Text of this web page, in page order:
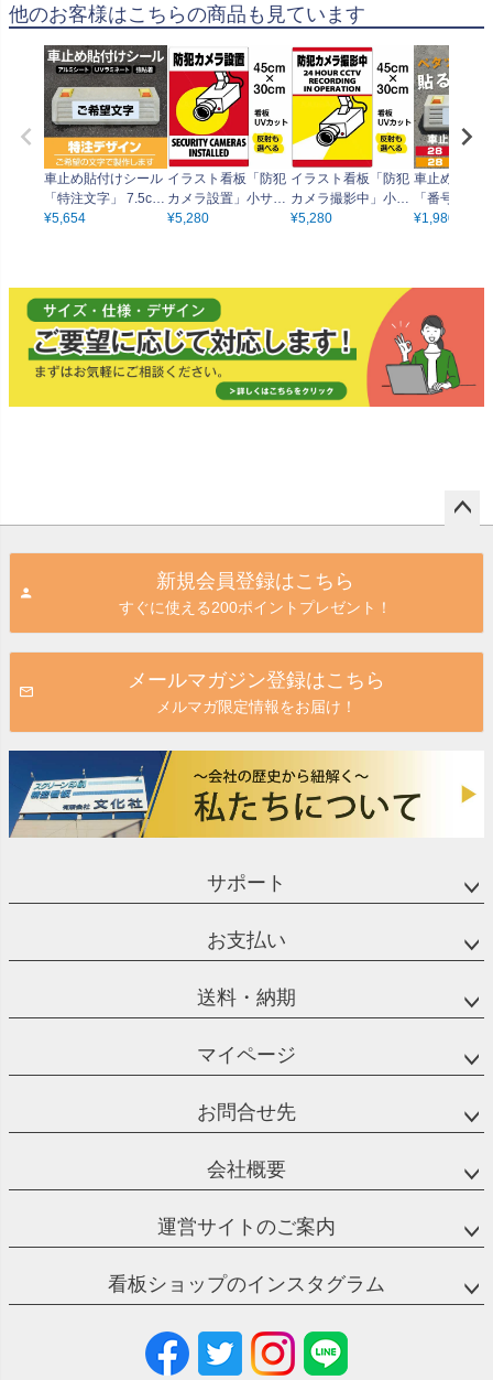
他のお客様はこちらの商品も見ています
車止め貼付けシール
「特注文字」 7.5cm
×30cm （色・文字は
¥5,654
イラスト看板「防犯
カメラ設置」小サイ
ズ（45cm×30cm）
¥5,280
イラスト看板「防犯
カメラ撮影中」小サ
イズ（45cm×30c
¥5,280
車止め貼付
「番号（ご
号で製作）
¥1,980
新規会員登録はこちら
すぐに使える200ポイントプレゼント！
メールマガジン登録はこちら
メルマガ限定情報をお届け！
サポート
お支払い
送料・納期
マイページ
お問合せ先
会社概要
運営サイトのご案内
看板ショップのインスタグラム